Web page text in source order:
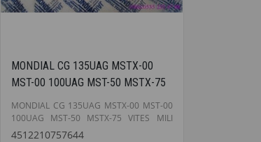
MONDIAL CG 135UAG MSTX-00
MST-00 100UAG MST-50 MSTX-75
MONDIAL CG 135UAG MSTX-00 MST-00
100UAG MST-50 MSTX-75 VITES MILI
ORJINAL
4512210757644